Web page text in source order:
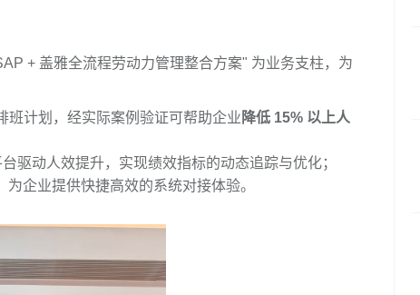
+ 盖雅全流程劳动力管理整合方案" 为业务支柱，为
班计划，经实际案例验证可帮助企业 降低 15% 以上人
驱动人效提升，实现绩效指标的动态追踪与优化；
为企业提供快捷高效的系统对接体验。